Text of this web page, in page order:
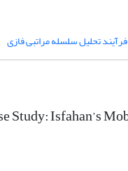
فرآیند تحلیل سلسله مراتبی فازی
Isfahan’s